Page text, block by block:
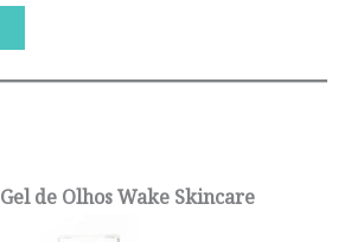
Gel de Olhos Wake Skincare